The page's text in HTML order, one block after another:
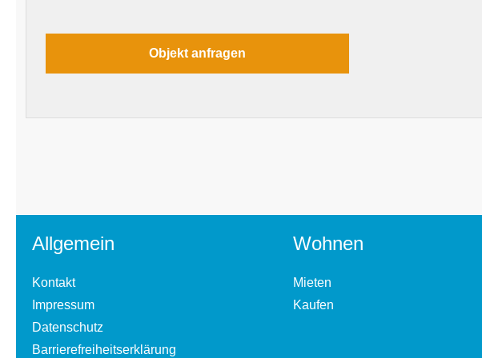
Allgemein
Kontakt
Impressum
Datenschutz
Barrierefreiheitserklärung
Wohnen
Mieten
Kaufen